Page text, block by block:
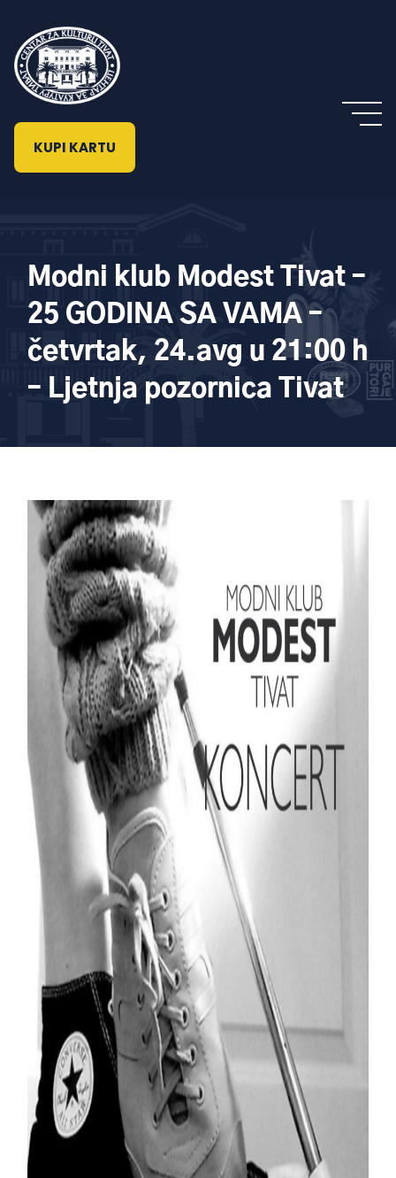
KUPI KARTU
Modni klub Modest Tivat –
25 GODINA SA VAMA –
četvrtak, 24.avg u 21:00 h
– Ljetnja pozornica Tivat